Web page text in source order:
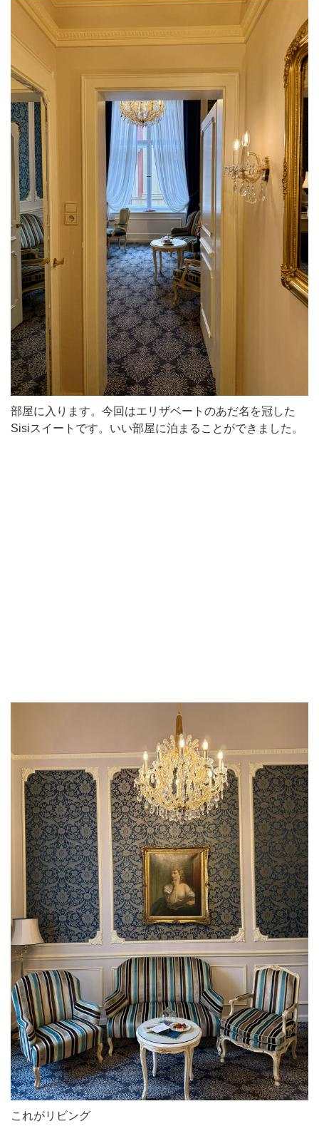
部屋に入ります。今回はエリザベートのあだ名を冠した
Sisiスイートです。いい部屋に泊まることができました。
これがリビング